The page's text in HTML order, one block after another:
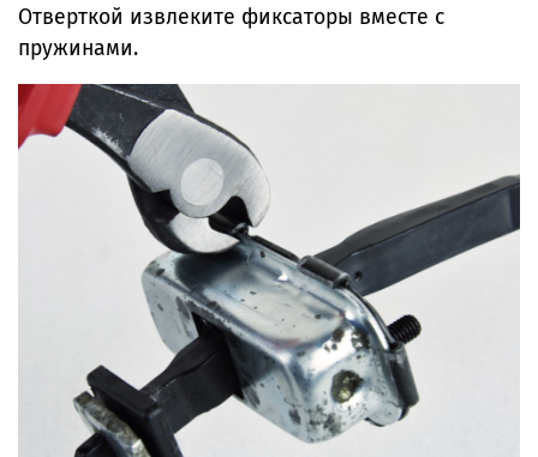
Отверткой извлеките фиксаторы вместе с
пружинами.